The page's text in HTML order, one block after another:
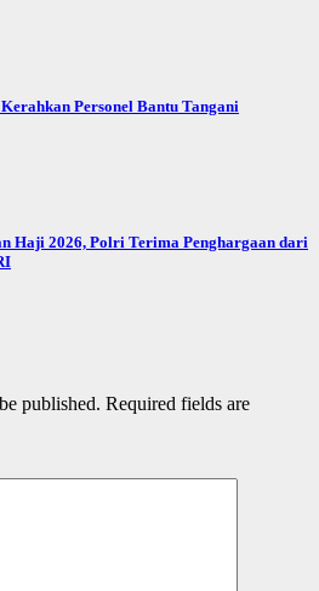
Personel Bantu Tangani
Haji 2026, Polri Terima Penghargaan dari
published. Required fields are